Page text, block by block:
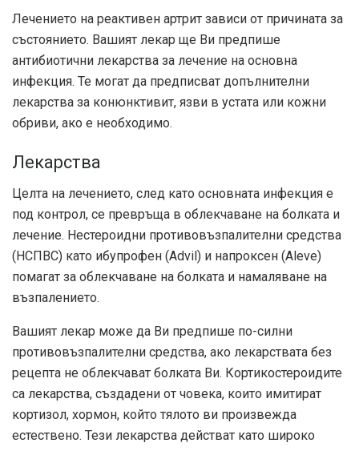
Лечението на реактивен артрит зависи от причината за
състоянието. Вашият лекар ще Ви предпише
антибиотични лекарства за лечение на основна
инфекция. Те могат да предписват допълнителни
лекарства за конюнктивит, язви в устата или кожни
обриви, ако е необходимо.
Лекарства
Целта на лечението, след като основната инфекция е
под контрол, се превръща в облекчаване на болката и
лечение. Нестероидни противовъзпалителни средства
(НСПВС) като ибупрофен (Advil) и напроксен (Aleve)
помагат за облекчаване на болката и намаляване на
възпалението.
Вашият лекар може да Ви предпише по-силни
противовъзпалителни средства, ако лекарствата без
рецепта не облекчават болката Ви. Кортикостероидите
са лекарства, създадени от човека, които имитират
кортизол, хормон, който тялото ви произвежда
естествено. Тези лекарства действат като широко